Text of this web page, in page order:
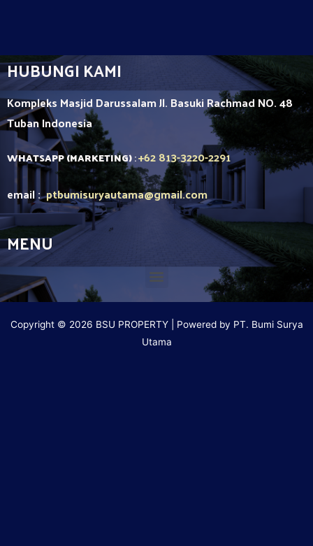
HUBUNGI KAMI
Kompleks Masjid Darussalam Jl. Basuki Rachmad NO. 48
TubanIndonesia
WHATSAPP (MARKETING):+62 813-3220-2291
email :ptbumisuryautama@gmail.com
MENU
Copyright © 2026 BSU PROPERTY | Powered by PT. Bumi Surya
Utama